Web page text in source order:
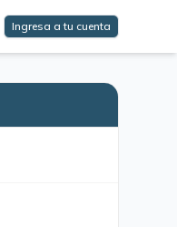
Ingresa a tu cuenta